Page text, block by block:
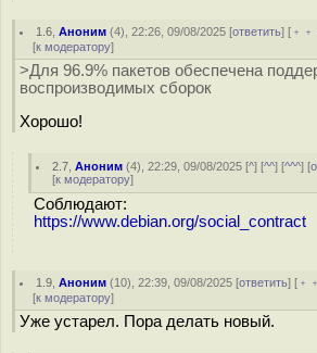
1.6 ,Аноним (4), 22:26, 09/08/2025 [ответить] [
[к модератору]
>Для 96.9% пакетов обеспечена
воспроизводимых сборок
Хорошо!
2.7 ,Аноним (4), 22:29, 09/08/2025 [^] [^^] [^^^] [
[к модератору]
Соблюдают:
https://www.debian.org/social_contract
1.9 ,Аноним (10), 22:39, 09/08/2025 [ответить] [
[к модератору]
Уже устарел. Пора делать новый.